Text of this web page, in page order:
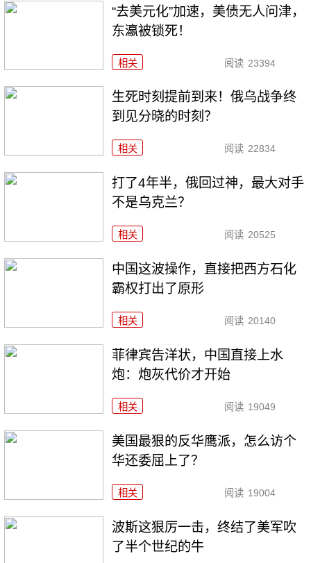
“去美元化”加速，美债无人问津，
东瀛被锁死！
相关 阅读 23394
生死时刻提前到来！俄乌战争终
到见分晓的时刻？
相关 阅读 22834
打了4年半，俄回过神，最大对手
不是乌克兰？
相关 阅读 20525
中国这波操作，直接把西方石化
霸权打出了原形
相关 阅读 20140
菲律宾告洋状，中国直接上水
炮：炮灰代价才开始
相关 阅读 19049
美国最狠的反华鹰派，怎么访个
华还委屈上了？
相关 阅读 19004
波斯这狠厉一击，终结了美军吹
了半个世纪的牛